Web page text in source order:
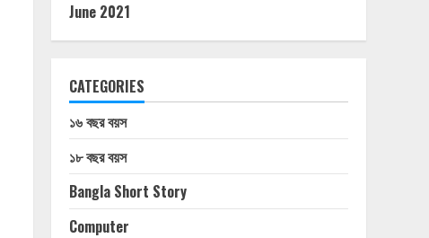
June 2021
CATEGORIES
১৬ বছর বয়স
১৮ বছর বয়স
Bangla Short Story
Computer